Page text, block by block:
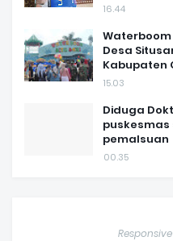
16.44
Desa
Kabupaten
15.03
Diduga
pemalsuan
00.35